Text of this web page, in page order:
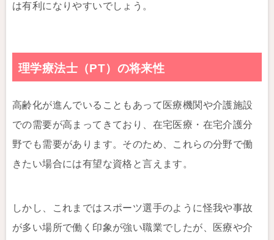
は有利になりやすいでしょう。
理学療法士（PT）の将来性
高齢化が進んでいることもあって医療機関や介護施設
での需要が高まってきており、在宅医療・在宅介護分
野でも需要があります。そのため、これらの分野で働
きたい場合には有望な資格と言えます。
しかし、これまではスポーツ選手のように怪我や事故
が多い場所で働く印象が強い職業でしたが、医療や介